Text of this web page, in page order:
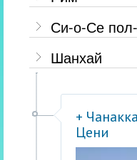
Си-о-Се
Шанхай
+
Цени